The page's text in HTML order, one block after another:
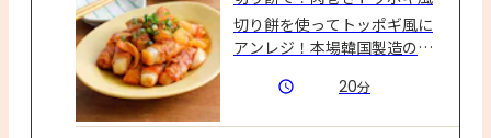
切り餅を使ってトッポギ風に
アンレジ！本場韓国製造のコ
のまろやかな甘みで食欲そそ
20分